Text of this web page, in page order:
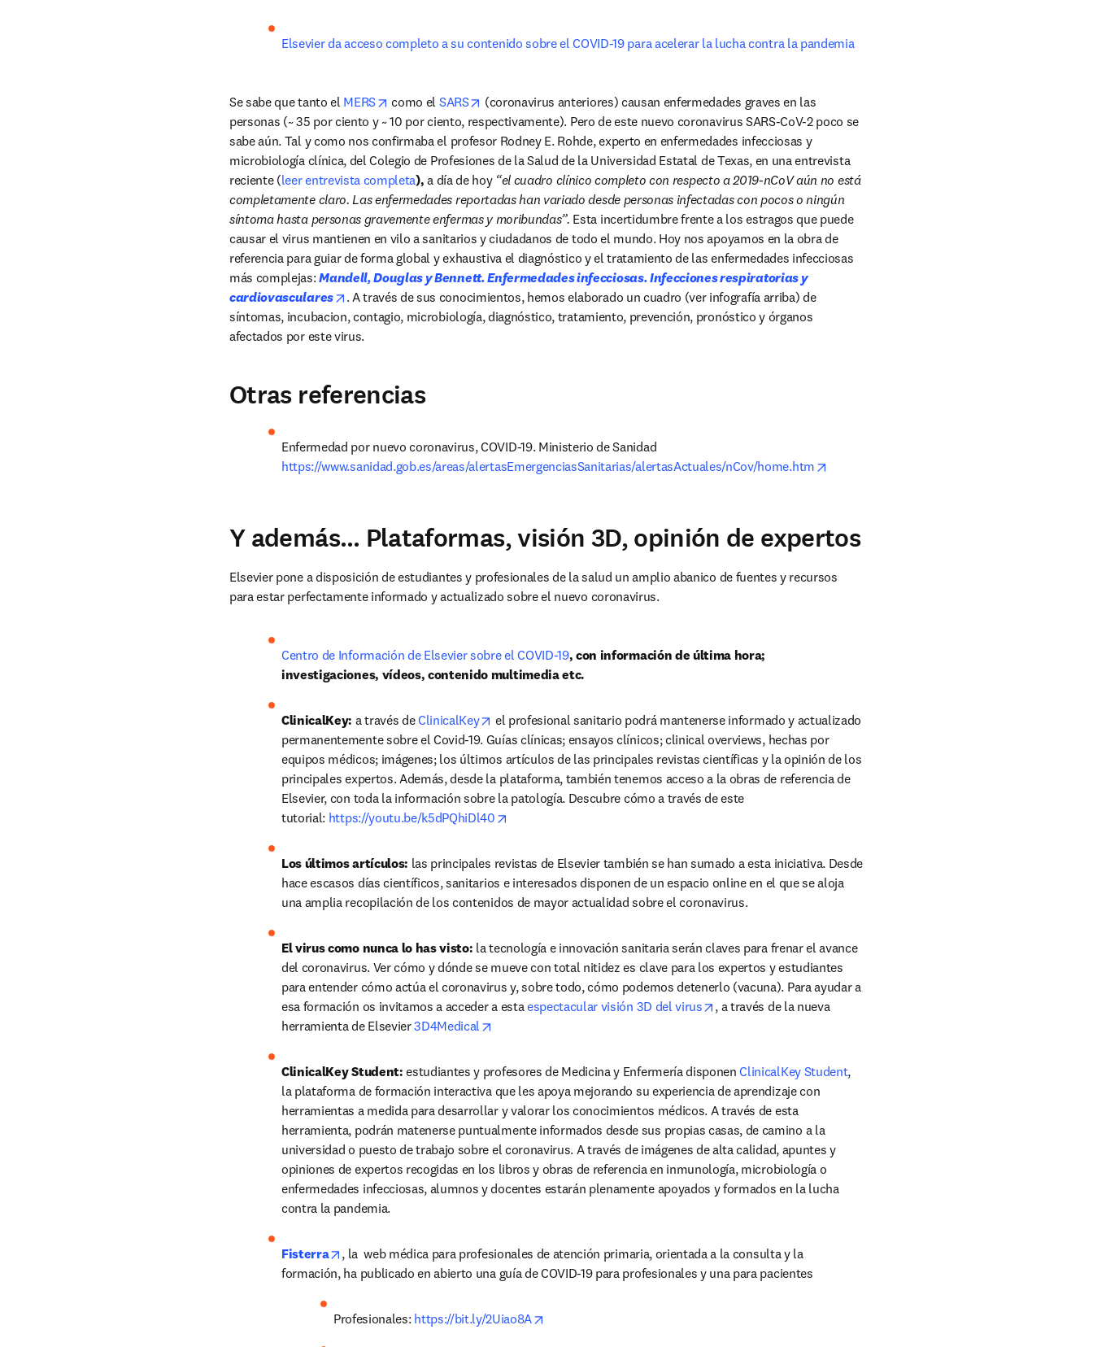
Elsevier da acceso completo a su contenido sobre el COVID-19 para acelerar la lucha contra la pandemia
Se sabe que tanto el MERS opens in new tab/window
como el SARS opens in new tab/window
(coronavirus anteriores) causan enfermedades graves en las
personas (~ 35 por ciento y ~ 10 por ciento, respectivamente). Pero de este nuevo coronavirus SARS-CoV-2 poco se
sabe aún. Tal y como nos confirmaba el profesor Rodney E. Rohde, experto en enfermedades infecciosas y
microbiología clínica, del Colegio de Profesiones de la Salud de la Universidad Estatal de Texas, en una entrevista
reciente (leer entrevista completa), a día de hoy “el cuadro clínico completo con respecto a 2019-nCoV aún no está
completamente claro. Las enfermedades reportadas han variado desde personas infectadas con pocos o ningún
síntoma hasta personas gravemente enfermas y moribundas”. Esta incertidumbre frente a los estragos que puede
causar el virus mantienen en vilo a sanitarios y ciudadanos de todo el mundo. Hoy nos apoyamos en la obra de
referencia para guiar de forma global y exhaustiva el diagnóstico y el tratamiento de las enfermedades infecciosas
más complejas: Mandell, Douglas y Bennett. Enfermedades infecciosas. Infecciones respiratorias y
cardiovasculares
opens in new tab/window
. A través de sus conocimientos, hemos elaborado un cuadro (ver infografía arriba) de
síntomas, incubacion, contagio, microbiología, diagnóstico, tratamiento, prevención, pronóstico y órganos
afectados por este virus.
Otras referencias
https://www.sanidad.gob.es/areas/alertasEmergenciasSanitarias/alertasActuales/nCov/home.htm
Y además… Plataformas, visión 3D, opinión de expertos
Elsevier pone a disposición de estudiantes y profesionales de la salud un amplio abanico de fuentes y recursos
para estar perfectamente informado y actualizado sobre el nuevo coronavirus.
Centro de Información de Elsevier sobre el COVID-19, con información de última hora;
investigaciones, vídeos, contenido multimedia etc.
ClinicalKey: a través de ClinicalKey opens in new tab/window
el profesional sanitario podrá mantenerse informado y actualizado
permanentemente sobre el Covid-19. Guías clínicas; ensayos clínicos; clinical overviews, hechas por
equipos médicos; imágenes; los últimos artículos de las principales revistas científicas y la opinión de los
principales expertos. Además, desde la plataforma, también tenemos acceso a la obras de referencia de
Elsevier, con toda la información sobre la patología. Descubre cómo a través de este
tutorial: https://youtu.be/k5dPQhiDl40
Los últimos artículos: las principales revistas de Elsevier también se han sumado a esta iniciativa. Desde
hace escasos días científicos, sanitarios e interesados disponen de un espacio online en el que se aloja
una amplia recopilación de los contenidos de mayor actualidad sobre el coronavirus.
El virus como nunca lo has visto: la tecnología e innovación sanitaria serán claves para frenar el avance
del coronavirus. Ver cómo y dónde se mueve con total nitidez es clave para los expertos y estudiantes
para entender cómo actúa el coronavirus y, sobre todo, cómo podemos detenerlo (vacuna). Para ayudar a
esa formación os invitamos a acceder a esta espectacular visión 3D del virus opens in new tab/window
, a través de la nueva
herramienta de Elsevier 3D4Medical
ClinicalKey Student: estudiantes y profesores de Medicina y Enfermería disponen ClinicalKey Student,
la plataforma de formación interactiva que les apoya mejorando su experiencia de aprendizaje con
herramientas a medida para desarrollar y valorar los conocimientos médicos. A través de esta
herramienta, podrán matenerse puntualmente informados desde sus propias casas, de camino a la
universidad o puesto de trabajo sobre el coronavirus. A través de imágenes de alta calidad, apuntes y
opiniones de expertos recogidas en los libros y obras de referencia en inmunología, microbiología o
enfermedades infecciosas, alumnos y docentes estarán plenamente apoyados y formados en la lucha
contra la pandemia.
Fisterra opens in new tab/window
, la  web médica para profesionales de atención primaria, orientada a la consulta y la
formación, ha publicado en abierto una guía de COVID-19 para profesionales y una para pacientes
Profesionales: https://bit.ly/2Uiao8A